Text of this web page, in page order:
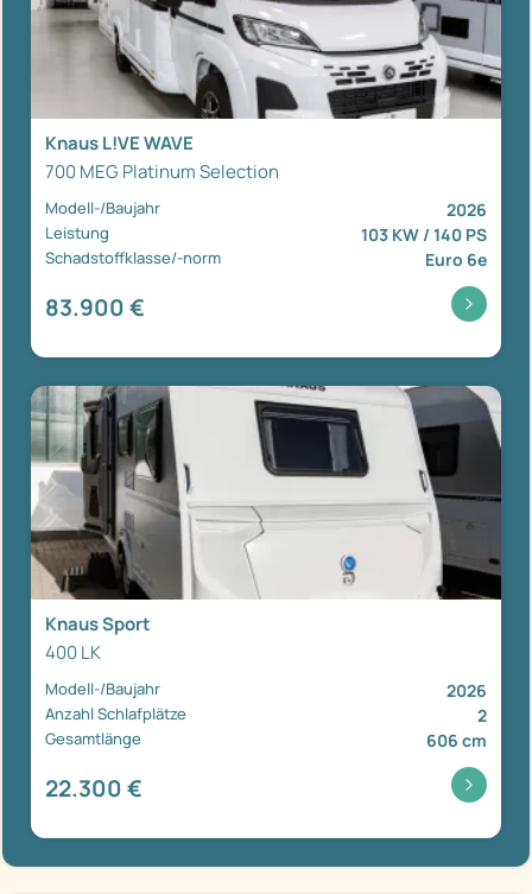
Knaus L!VE WAVE
700 MEG Platinum Selection
Modell-/Baujahr 2026
Leistung 103 KW / 140 PS
Schadstoffklasse/-norm Euro 6e
83.900 €
Knaus Sport
400 LK
Modell-/Baujahr 2026
Anzahl Schlafplätze 2
Gesamtlänge 606 cm
22.300 €